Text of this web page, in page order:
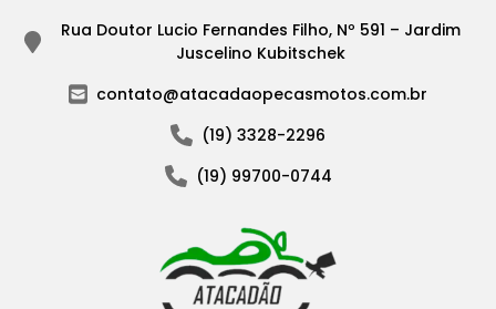
Rua Doutor Lucio Fernandes Filho, Nº 591 – Jardim
Juscelino Kubitschek
contato@atacadaopecasmotos.com.br
(19) 3328-2296
(19) 99700-0744